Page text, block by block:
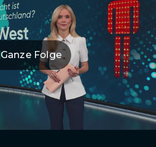
Ganze Folge